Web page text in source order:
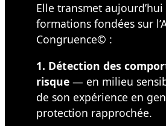
Elle transmet
formations fondées sur
Congruence© :
1. Détection des
risque — en milieu
de son expérience en
protection rapprochée.